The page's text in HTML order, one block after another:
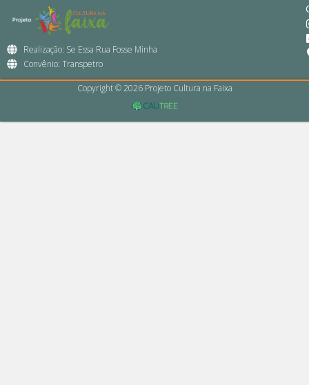
Realização: Se Essa Rua Fosse Minha
Convênio: Transpetro
Copyright © 2026 Projeto Cultura na Faixa